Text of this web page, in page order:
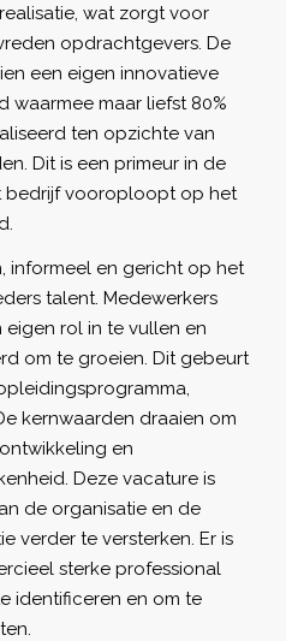
wat zorgt voor
opdrachtgevers. De
een eigen innovatieve
maar liefst 80%
ten opzichte van
Dit is een primeur in de
bedrijf vooroploopt op het
informeel en gericht op het
talent. Medewerkers
rol in te vullen en
om te groeien. Dit gebeurt
kernwaarden draaien om
en
Deze vacature is
de organisatie en de
verder te versterken. Er is
sterke professional
identificeren en om te